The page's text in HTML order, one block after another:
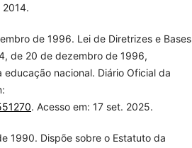
2014.
de 1996. Lei de Diretrizes e Bases
de 20 de dezembro de 1996,
nacional. Diário Oficial da
. Acesso em: 17 set. 2025.
1990. Dispõe sobre o Estatuto da